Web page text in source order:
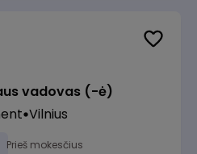
vadovas (-ė)
Vilnius
Prieš mokesčius